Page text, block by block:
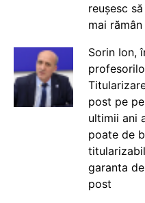
reușesc
mai
Sorin Ion,
post pe
ultimii ani
poate de
garanta
post